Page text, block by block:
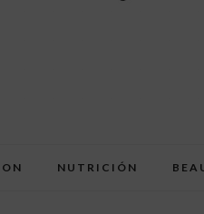
NUTRICIÓN